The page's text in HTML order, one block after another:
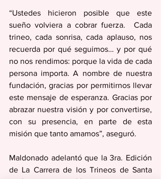
“Ustedes hicieron posible que este
sueño volviera a cobrar fuerza.  Cada
trineo, cada sonrisa, cada aplauso, nos
recuerda por qué seguimos… y por qué
no nos rendimos: porque la vida de cada
persona importa. A nombre de nuestra
fundación, gracias por permitirnos llevar
este mensaje de esperanza. Gracias por
abrazar nuestra visión y por convertirse,
con su presencia, en parte de esta
misión que tanto amamos”, aseguró.
Maldonado adelantó que la 3ra. Edición
de La Carrera de los Trineos de Santa